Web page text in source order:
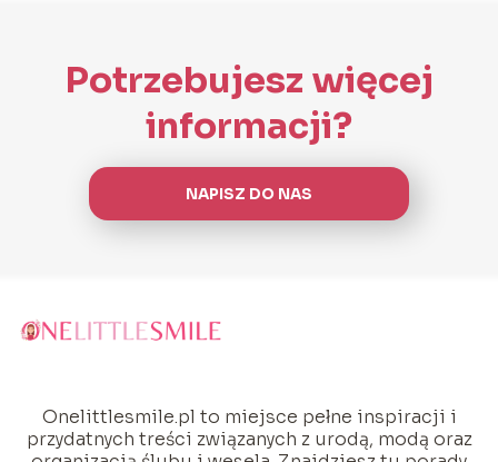
Potrzebujesz więcej
informacji?
NAPISZ DO NAS
Onelittlesmile.pl to miejsce pełne inspiracji i
przydatnych treści związanych z urodą, modą oraz